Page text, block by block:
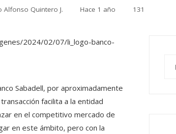
Alfonso Quintero J. Hace 1 año 131
Sabadell, por aproximadamente
facilita a la entidad
en el competitivo mercado de
en este ámbito, pero con la